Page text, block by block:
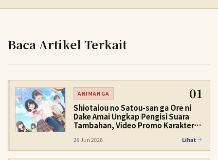
Baca Artikel Terkait
ANIMANGA 01
Shiotaiou no Satou-san ga Ore ni
Dake Amai Ungkap Pengisi Suara
Tambahan, Video Promo Karakter,
Gugur 2026
26 Jun 2026 Lihat